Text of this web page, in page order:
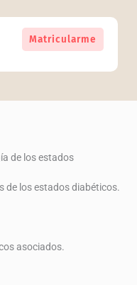
Curso
Universitario
diabetes
cantidad
Matricularme
de los estados
de los estados diabéticos.
asociados.